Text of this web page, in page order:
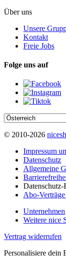
Über uns
Unsere
Kontakt
Freie Jobs
Folge uns auf
© 2010-2026
Impressum
Datenschutz
Allgemeine
Abo-
Unternehmen
Weitere nice
Vertrag widerrufen
Personalisiere dein